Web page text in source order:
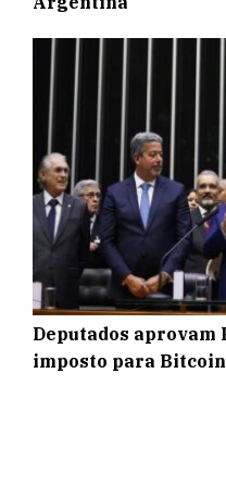
Deputados aprovam
imposto para